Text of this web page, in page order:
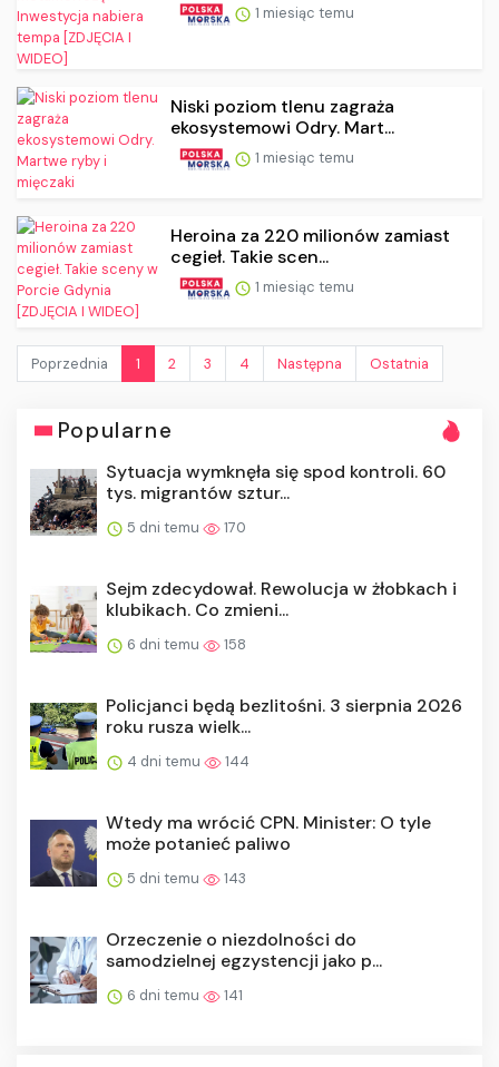
1 miesiąc temu
Niski poziom tlenu zagraża
ekosystemowi Odry. Mart...
1 miesiąc temu
Heroina za 220 milionów zamiast
cegieł. Takie scen...
1 miesiąc temu
Poprzednia 1 2 3 4 Następna Ostatnia
Popularne
Sytuacja wymknęła się spod kontroli. 60
tys. migrantów sztur...
5 dni temu 170
Sejm zdecydował. Rewolucja w żłobkach i
klubikach. Co zmieni...
6 dni temu 158
Policjanci będą bezlitośni. 3 sierpnia 2026
roku rusza wielk...
4 dni temu 144
Wtedy ma wrócić CPN. Minister: O tyle
może potanieć paliwo
5 dni temu 143
Orzeczenie o niezdolności do
samodzielnej egzystencji jako p...
6 dni temu 141